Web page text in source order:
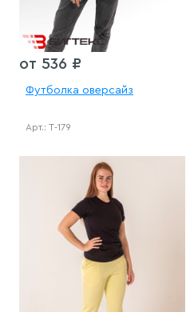
от 536 ₽
Футболка оверсайз
Арт.: Т-179